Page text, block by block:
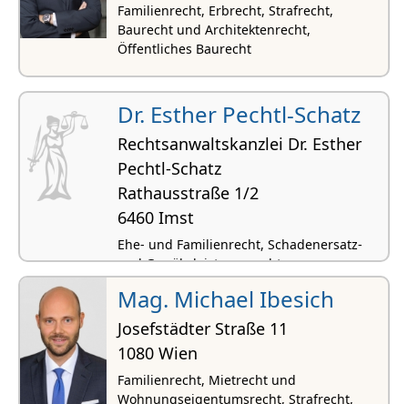
Familienrecht, Erbrecht, Strafrecht,
Baurecht und Architektenrecht,
Öffentliches Baurecht
Dr. Esther Pechtl-Schatz
Rechtsanwaltskanzlei Dr. Esther
Pechtl-Schatz
Rathausstraße 1/2
6460 Imst
Ehe- und Familienrecht, Schadenersatz-
und Gewährleistungsrecht,
Gesellschaftsrecht,
Gesellschaftsgründungen, Strafrecht
Mag. Michael Ibesich
Josefstädter Straße 11
1080 Wien
Familienrecht, Mietrecht und
Wohnungseigentumsrecht, Strafrecht,